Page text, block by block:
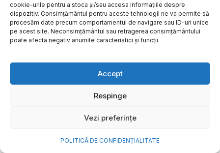
cookie-urile pentru a stoca și/sau accesa informațiile despre
dispozitiv. Consimțământul pentru aceste tehnologii ne va permite să
procesăm date precum comportamentul de navigare sau ID-uri unice
pe acest site. Neconsimțământul sau retragerea consimțământului
poate afecta negativ anumite caracteristici și funcții.
Accept
Respinge
Vezi preferințe
POLITICĂ DE CONFIDENȚIALITATE